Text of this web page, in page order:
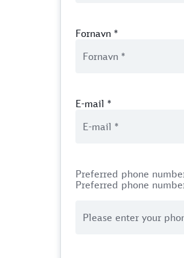
Fornavn *
E-mail *
Preferred phone
Preferred phone